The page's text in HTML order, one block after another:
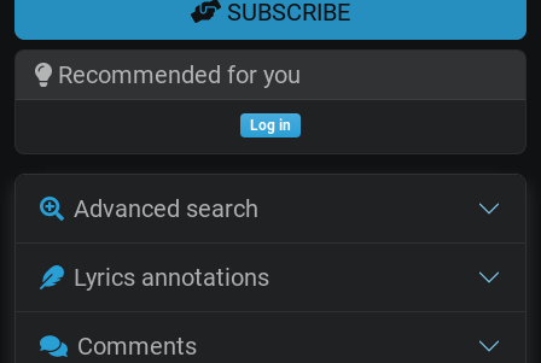
SUBSCRIBE
Recommended for you
Log in
Advanced search
Lyrics annotations
Comments